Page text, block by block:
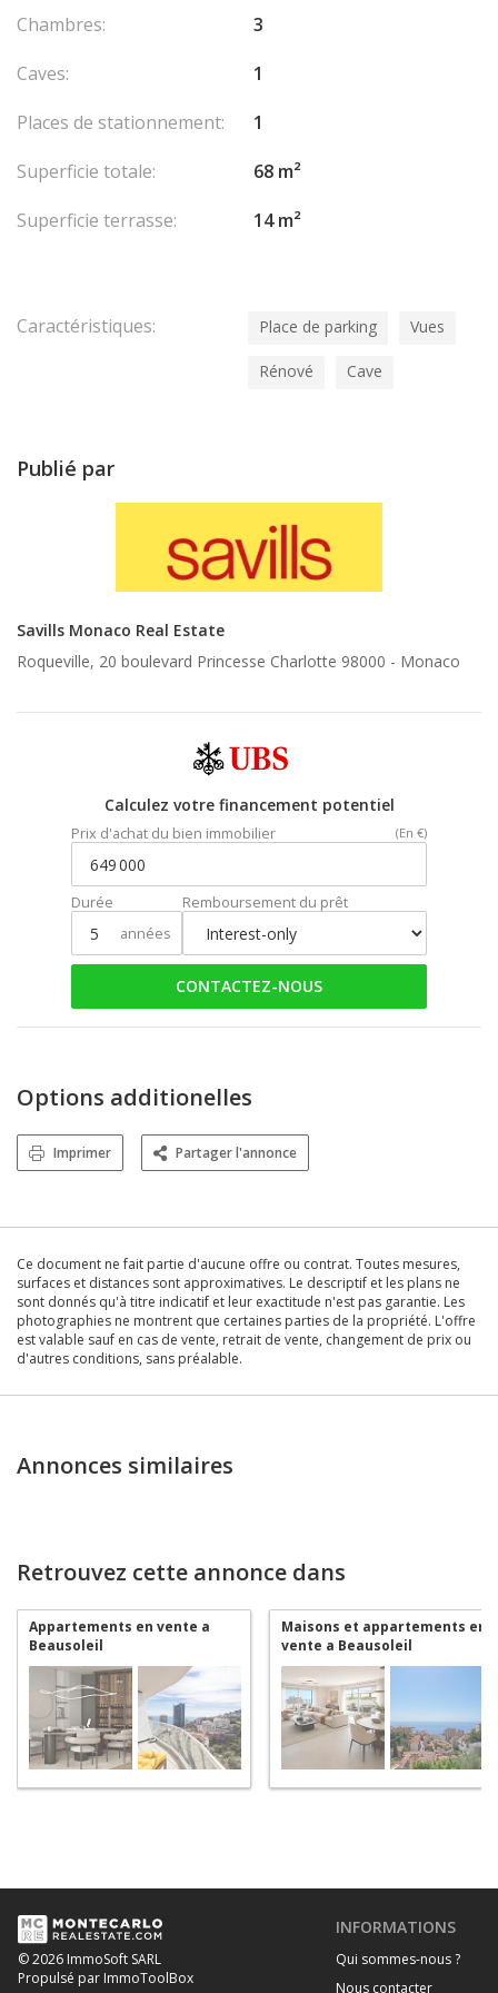
Chambres:
3
Caves:
1
Places de stationnement:
1
Superficie totale:
68 m²
Superficie terrasse:
14 m²
Caractéristiques: Place de parking Vues
Rénové Cave
Publié par
Savills Monaco Real Estate
Roqueville, 20 boulevard Princesse Charlotte 98000 - Monaco
Calculez votre financement potentiel
Prix d'achat du bien immobilier (En €)
Durée
années
Remboursement du prêt
CONTACTEZ-NOUS
Options additionelles
Imprimer Partager l'annonce
Ce document ne fait partie d'aucune offre ou contrat. Toutes mesures,
surfaces et distances sont approximatives. Le descriptif et les plans ne
sont donnés qu'à titre indicatif et leur exactitude n'est pas garantie. Les
photographies ne montrent que certaines parties de la propriété. L'offre
est valable sauf en cas de vente, retrait de vente, changement de prix ou
d'autres conditions, sans préalable.
Annonces similaires
Retrouvez cette annonce dans
Appartements en vente a
Beausoleil
Maisons et appartements en
vente a Beausoleil
© 2026 ImmoSoft SARL
Propulsé par ImmoToolBox
INFORMATIONS
Qui sommes-nous ?
Nous contacter